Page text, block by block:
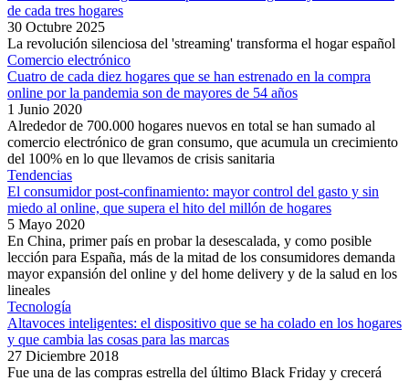
de cada tres hogares
30 Octubre 2025
La revolución silenciosa del 'streaming' transforma el hogar español
Comercio electrónico
Cuatro de cada diez hogares que se han estrenado en la compra
online por la pandemia son de mayores de 54 años
1 Junio 2020
Alrededor de 700.000 hogares nuevos en total se han sumado al
comercio electrónico de gran consumo, que acumula un crecimiento
del 100% en lo que llevamos de crisis sanitaria
Tendencias
El consumidor post-confinamiento: mayor control del gasto y sin
miedo al online, que supera el hito del millón de hogares
5 Mayo 2020
En China, primer país en probar la desescalada, y como posible
lección para España, más de la mitad de los consumidores demanda
mayor expansión del online y del home delivery y de la salud en los
lineales
Tecnología
Altavoces inteligentes: el dispositivo que se ha colado en los hogares
y que cambia las cosas para las marcas
27 Diciembre 2018
Fue una de las compras estrella del último Black Friday y crecerá